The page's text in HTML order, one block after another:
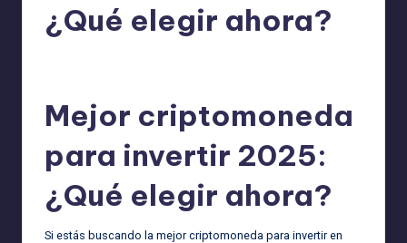
¿Qué elegir ahora?
Mejor criptomoneda
para invertir 2025:
¿Qué elegir ahora?
Si estás buscando la mejor criptomoneda para invertir en